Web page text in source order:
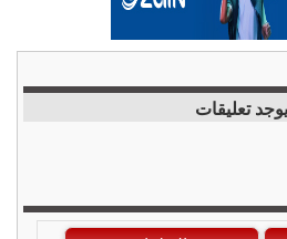
يوجد تعليقات